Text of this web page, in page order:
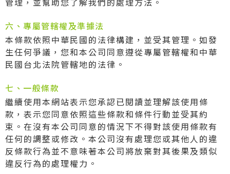
六、專屬管轄權及準據法
本條款依照中華民國的法律構建，並受其管理。如發
生任何爭議，您和本公司同意遵從專屬管轄權和中華
民國台北法院管轄地的法律。
七、一般條款
繼續使用本網站表示您承認已閱讀並理解該使用條
款，表示您同意依照這些條款和條件行動並受其約
束。在沒有本公司同意的情況下不得對該使用條款有
任何的調整或修改。本公司沒有處理您或其他人的違
反條款行為並不意味著本公司將放棄對其後果及類似
違反行為的處理權力。